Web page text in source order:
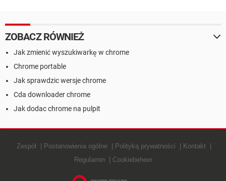
ZOBACZ RÓWNIEŻ
Jak zmienić wyszukiwarkę w chrome
Chrome portable
Jak sprawdzic wersje chrome
Cda downloader chrome
Jak dodac chrome na pulpit
Zespół Postanowienia ogólne Polityką prywatności
Kontakt
Regulamin
Cookiebeheer